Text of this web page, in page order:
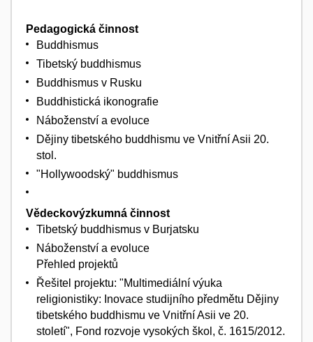
Pedagogická činnost
Buddhismus
Tibetský buddhismus
Buddhismus v Rusku
Buddhistická ikonografie
Náboženství a evoluce
Dějiny tibetského buddhismu ve Vnitřní Asii 20.
stol.
"Hollywoodský" buddhismus
Vědeckovýzkumná činnost
Tibetský buddhismus v Burjatsku
Náboženství a evoluce
Přehled projektů
Řešitel projektu: "Multimediální výuka
religionistiky: Inovace studijního předmětu Dějiny
tibetského buddhismu ve Vnitřní Asii ve 20.
století", Fond rozvoje vysokých škol, č. 1615/2012.